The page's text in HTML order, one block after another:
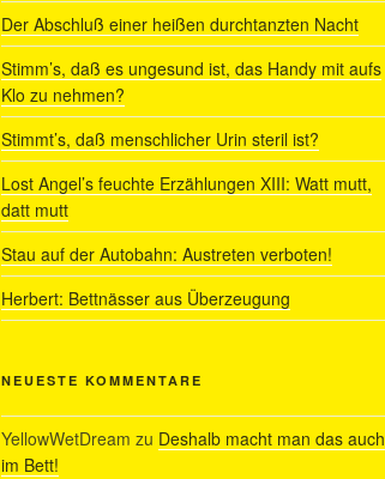
Der Abschluß einer heißen durchtanzten Nacht
Stimm’s, daß es ungesund ist, das Handy mit aufs
Klo zu nehmen?
Stimmt’s, daß menschlicher Urin steril ist?
Lost Angel’s feuchte Erzählungen XIII: Watt mutt,
datt mutt
Stau auf der Autobahn: Austreten verboten!
Herbert: Bettnässer aus Überzeugung
NEUESTE KOMMENTARE
YellowWetDream zu Deshalb macht man das auch
im Bett!